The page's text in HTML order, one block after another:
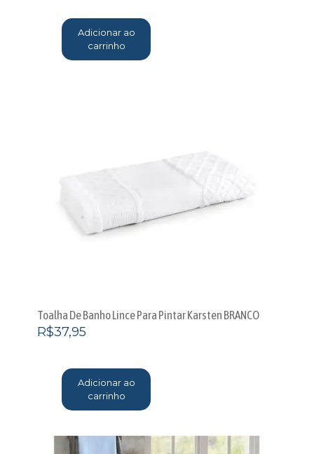
Adicionar ao
carrinho
Toalha De Banho Lince Para Pintar Karsten BRANCO
R$37,95
Adicionar ao
carrinho